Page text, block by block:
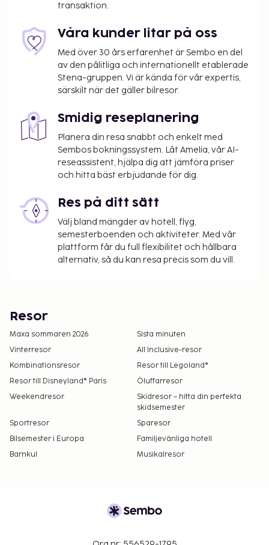
transaktion.
Våra kunder litar på oss
Med över 30 års erfarenhet är Sembo en del
av den pålitliga och internationellt etablerade
Stena-gruppen. Vi är kända för vår expertis,
särskilt när det gäller bilresor.
Smidig reseplanering
Planera din resa snabbt och enkelt med
Sembos bokningssystem. Låt Amelia, vår AI-
reseassistent, hjälpa dig att jämföra priser
och hitta bäst erbjudande för dig.
Res på ditt sätt
Välj bland mängder av hotell, flyg,
semesterboenden och aktiviteter. Med vår
plattform får du full flexibilitet och hållbara
alternativ, så du kan resa precis som du vill.
Resor
Maxa sommaren 2026
Sista minuten
Vinterresor
All Inclusive-resor
Kombinationsresor
Resor till Legoland®
Resor till Disneyland® Paris
Öluffarresor
Weekendresor
Skidresor – hitta din perfekta
skidsemester
Sportresor
Sparesor
Bilsemester i Europa
Familjevänliga hotell
Barnkul
Musikalresor